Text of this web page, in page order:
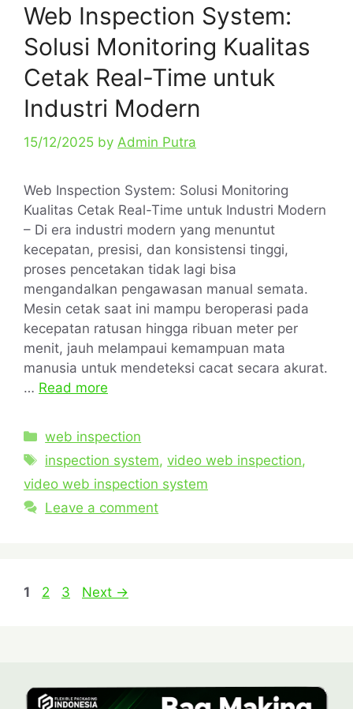
Web Inspection System:
Solusi Monitoring Kualitas
Cetak Real-Time untuk
Industri Modern
15/12/2025 by Admin Putra
Web Inspection System: Solusi Monitoring
Kualitas Cetak Real-Time untuk Industri Modern
– Di era industri modern yang menuntut
kecepatan, presisi, dan konsistensi tinggi,
proses pencetakan tidak lagi bisa
mengandalkan pengawasan manual semata.
Mesin cetak saat ini mampu beroperasi pada
kecepatan ratusan hingga ribuan meter per
menit, jauh melampaui kemampuan mata
manusia untuk mendeteksi cacat secara akurat.
… Read more
web inspection
inspection system,video web inspection,
video web inspection system
Leave a comment
1 2 3 Next →